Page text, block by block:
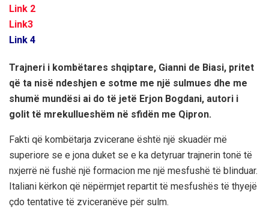
Link 2
Link3
Link 4
Trajneri i kombëtares shqiptare, Gianni de Biasi, pritet
që ta nisë ndeshjen e sotme me një sulmues dhe me
shumë mundësi ai do të jetë Erjon Bogdani, autori i
golit të mrekullueshëm në sfidën me Qipron.
Fakti që kombëtarja zvicerane është një skuadër më
superiore se e jona duket se e ka detyruar trajnerin tonë të
nxjerrë në fushë një formacion me një mesfushë të blinduar.
Italiani kërkon që nëpërmjet repartit të mesfushës të thyejë
çdo tentative të zviceranëve për sulm.